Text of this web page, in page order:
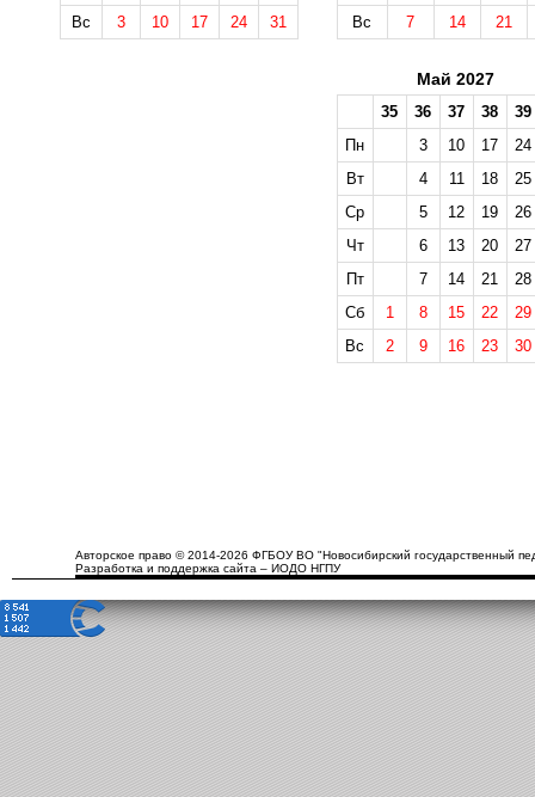
Вс
3 10 17 24 31
Вс
7 14 21
Май 2027
35 36 37 38
39
Пн
3 10 17
24
Вт
4 11 18
25
Ср
5 12 19
26
Чт
6 13 20
27
Пт
7 14 21
28
Сб
1 8 15 22
29
Вс
2 9 16 23 30
Авторское право © 2014-2026 ФГБОУ ВО "Новосибирский государственный
Разработка и поддержка сайта – ИОДО НГПУ